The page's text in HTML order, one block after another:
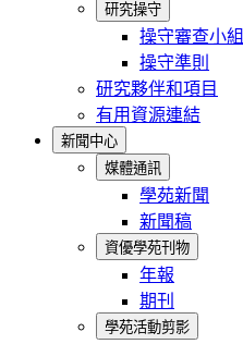
研究操守
操守審查小組
操守準則
研究夥伴和項目
有用資源連結
新聞中心
媒體通訊
學苑新聞
新聞稿
資優學苑刊物
年報
期刊
學苑活動剪影